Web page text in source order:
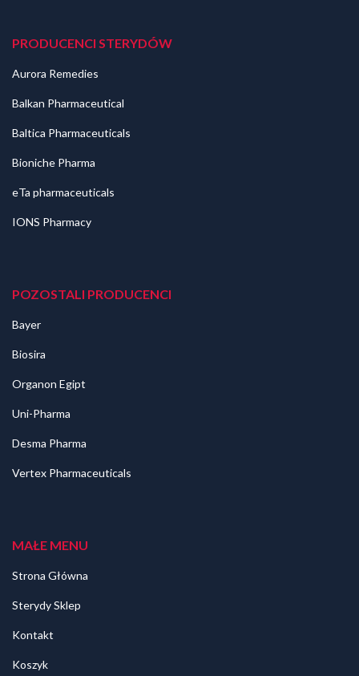
PRODUCENCI STERYDÓW
Aurora Remedies
Balkan Pharmaceutical
Baltica Pharmaceuticals
Bioniche Pharma
eTa pharmaceuticals
IONS Pharmacy
POZOSTALI PRODUCENCI
Bayer
Biosira
Organon Egipt
Uni-Pharma
Desma Pharma
Vertex Pharmaceuticals
MAŁE MENU
Strona Główna
Sterydy Sklep
Kontakt
Koszyk